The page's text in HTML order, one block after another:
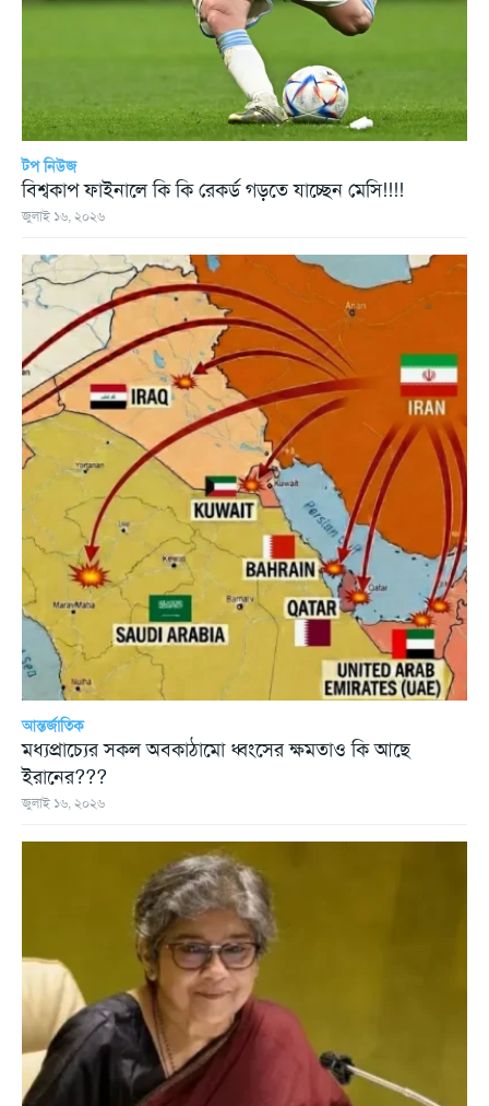
টপ নিউজ
বিশ্বকাপ ফাইনালে কি কি রেকর্ড গড়তে যাচ্ছেন মেসি!!!!
জুলাই ১৬, ২০২৬
আন্তর্জাতিক
মধ্যপ্রাচ্যের সকল অবকাঠামো ধ্বংসের ক্ষমতাও কি আছে
ইরানের???
জুলাই ১৬, ২০২৬